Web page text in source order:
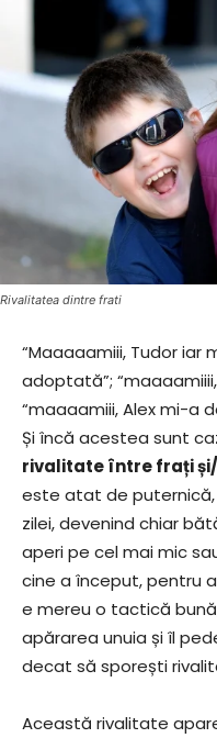
Rivalitatea dintre frati
“Maaaaamiii, Tudor
adoptată”;
“maaaamiii, Alex mi-a
Și încă acestea sunt
rivalitate între frați
este atat de
zilei, devenind chiar
aperi pe cel mai mic
cine a început, pentru
e mereu o tactică
apărarea unuia și îl
decat să sporești
Această rivalitate